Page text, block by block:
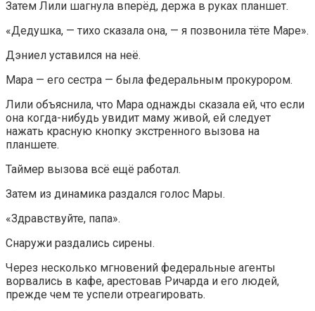
Затем Лили шагнула вперёд, держа в руках планшет.
«Дедушка, — тихо сказала она, — я позвонила тёте Маре».
Дэниел уставился на неё.
Мара — его сестра — была федеральным прокурором.
Лили объяснила, что Мара однажды сказала ей, что если
она когда-нибудь увидит маму живой, ей следует
нажать красную кнопку экстренного вызова на
планшете.
Таймер вызова всё ещё работал.
Затем из динамика раздался голос Мары.
«Здравствуйте, папа».
Снаружи раздались сирены.
Через несколько мгновений федеральные агенты
ворвались в кафе, арестовав Ричарда и его людей,
прежде чем те успели отреагировать.